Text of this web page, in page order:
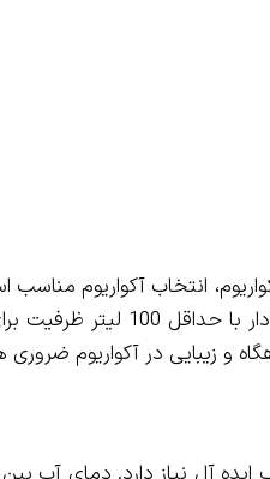
انتخاب آکواریوم
شدن نیاز دارند، بنابراین
و زیبایی در آکواریوم